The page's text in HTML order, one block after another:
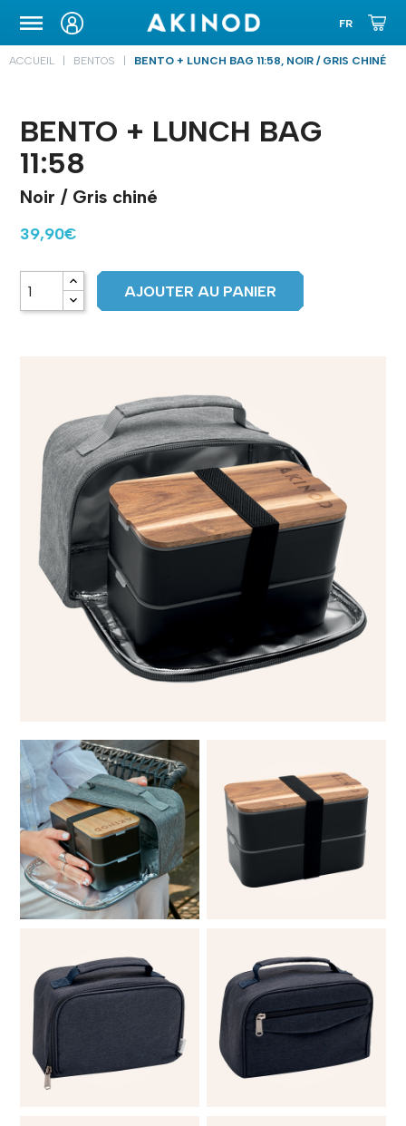
ETUIS DE TRANSPORT
ACCUEIL BENTOS BENTO + LUNCH BAG 11:58, NOIR / GRIS CHINÉ
BENTO + LUNCH BAG
11:58
Noir / Gris chiné
39,90€
AJOUTER AU PANIER